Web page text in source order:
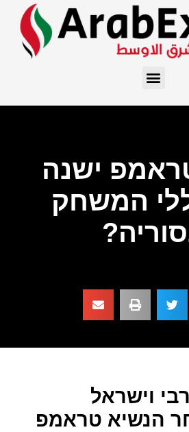
ישנה
המשחק
וישראל
הנשיא טראמפ